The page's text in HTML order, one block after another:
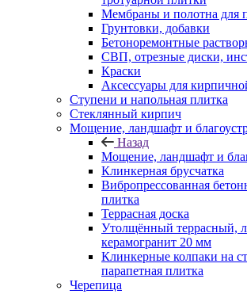
Мембраны и полотна для
Грунтовки, добавки
Бетоноремонтные
СВП, отрезные диски,
Краски
Аксессуары для
Ступени и напольная плитка
Cтеклянный кирпич
Мощение, ландшафт и
Назад
Мощение, ландшафт и
Клинкерная брусчатка
Вибропрессованная
плитка
Террасная доска
Утолщённый террасный,
керамогранит 20 мм
Клинкерные колпаки на
парапетная плитка
Черепица